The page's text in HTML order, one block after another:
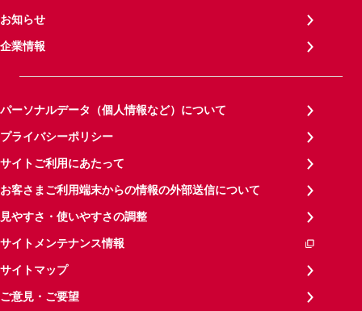
お知らせ
企業情報
パーソナルデータ（個人情報など）について
プライバシーポリシー
サイトご利用にあたって
お客さまご利用端末からの情報の外部送信について
見やすさ・使いやすさの調整
サイトメンテナンス情報
サイトマップ
ご意見・ご要望